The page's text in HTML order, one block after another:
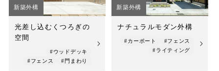
プライバシーポリシー
サイトマップ
採用情報
新築外構
光差し込むくつろぎの
空間
#ウッドデッキ
#フェンス
#門まわり
新築外構
ナチュラルモダン外構
#カーポート
#フェンス
#ライティング